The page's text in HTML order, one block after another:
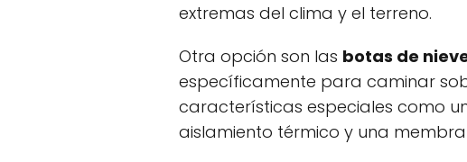
extremas del clima y el terreno.
Otra opción son las botas de
específicamente para caminar
características especiales como
aislamiento térmico y una